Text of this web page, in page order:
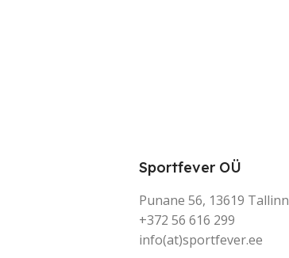
Sportfever OÜ
Punane 56, 13619 Tallinn
+372 56 616 299
info(at)sportfever.ee